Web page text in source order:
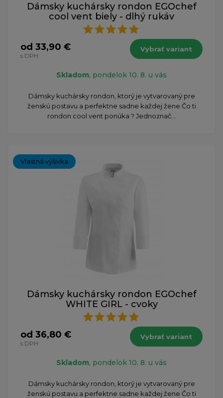
Dámsky kuchársky rondon EGOchef
cool vent biely - dlhý rukáv
od 33,90 €
s DPH
Vybrať variant
Skladom, pondelok 10. 8. u vás
Dámsky kuchársky rondon, ktorý je vytvarovaný pre
ženskú postavu a perfektne sadne každej žene Čo ti
rondon cool vent ponúka ? Jednoznač...
Vlastná výšivka
Dámsky kuchársky rondon EGOchef
WHITE GIRL - cvoky
od 36,80 €
s DPH
Vybrať variant
Skladom, pondelok 10. 8. u vás
Dámsky kuchársky rondon, ktorý je vytvarovaný pre
ženskú postavu a perfektne sadne každej žene Čo ti